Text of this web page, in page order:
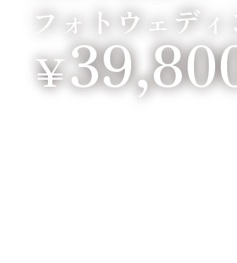
フォトウェデ
￥